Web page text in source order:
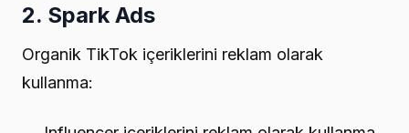
2. Spark Ads
Organik TikTok içeriklerini reklam olarak
kullanma: